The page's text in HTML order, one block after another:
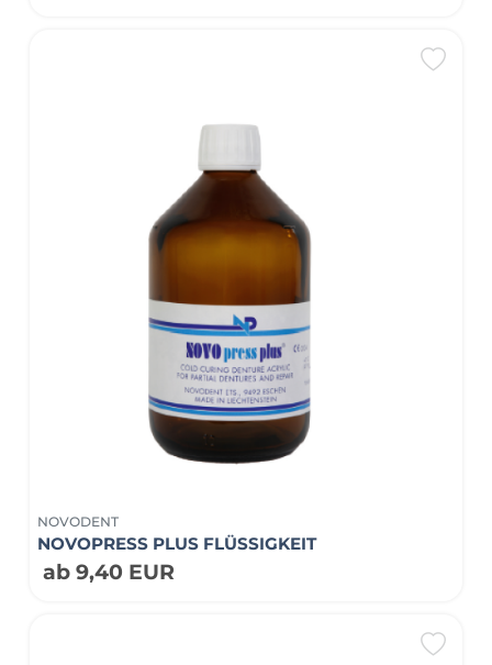
NOVODENT
NOVOPRESS PLUS FLÜSSIGKEIT
ab 9,40 EUR